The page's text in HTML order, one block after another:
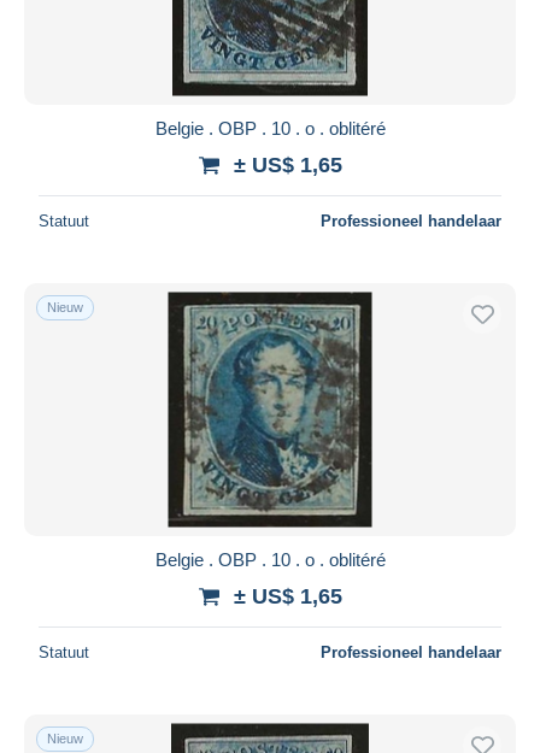
Belgie . OBP . 10 . o . oblitéré
± US$ 1,65
Statuut Professioneel handelaar
Nieuw
Belgie . OBP . 10 . o . oblitéré
± US$ 1,65
Statuut Professioneel handelaar
Nieuw